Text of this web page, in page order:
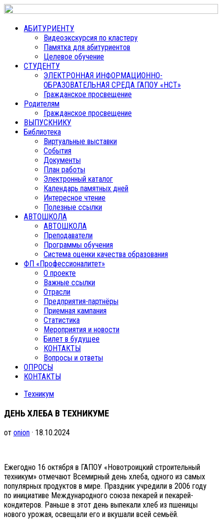
АБИТУРИЕНТУ
Видеоэкскурсия по кластеру
Памятка для абитуриентов
Целевое обучение
СТУДЕНТУ
ЭЛЕКТРОННАЯ ИНФОРМАЦИОННО-
ОБРАЗОВАТЕЛЬНАЯ СРЕДА ГАПОУ «НСТ»
Гражданское просвещение
Родителям
Гражданское просвещение
ВЫПУСКНИКУ
Библиотека
Виртуальные выставки
События
Документы
План работы
Электронный каталог
Календарь памятных дней
Интересное чтение
Полезные ссылки
АВТОШКОЛА
АВТОШКОЛА
Преподаватели
Программы обучения
Система оценки качества образования
ФП «Профессионалитет»
О проекте
Важные ссылки
Отрасли
Предприятия-партнёры
Приемная кампания
Статистика
Мероприятия и новости
Билет в будущее
КОНТАКТЫ
Вопросы и ответы
ОПРОСЫ
КОНТАКТЫ
Техникум
ДЕНЬ ХЛЕБА В ТЕХНИКУМЕ
от onion · 18.10.2024
Ежегодно 16 октября в ГАПОУ «Новотроицкий строительный
техникум» отмечают Всемирный день хлеба, одного из самых
популярных продуктов в мире. Праздник учредили в 2006 году
по инициативе Международного союза пекарей и пекарей-
кондитеров. Раньше в этот день выпекали хлеб из пшеницы
нового урожая, освещали его и вкушали всей семьёй.